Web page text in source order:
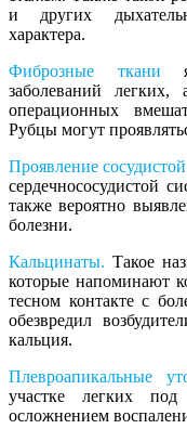
и других
характера.
Фиброзные ткани
заболеваний
операционных
Рубцы могут
Проявление
сердечнососудистой
также вероятно
болезни.
Кальцинаты. Такое
которые напоминают
тесном контакте с
обезвредил
кальция.
Плевроапикальные
участке легких
осложнением